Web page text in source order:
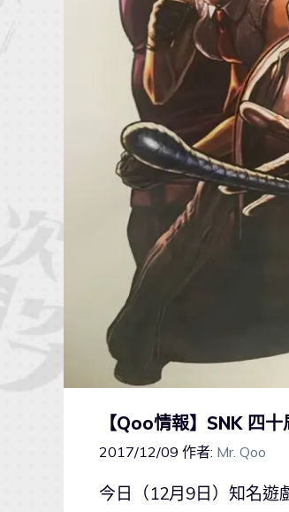
【Qoo情報】SNK 四
2017/12/09 作者: Mr. Qoo
今日（12月9日）知名遊